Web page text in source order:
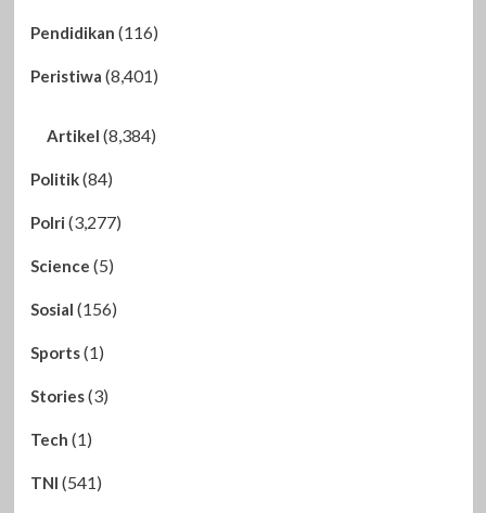
Pendidikan (116)
Peristiwa (8,401)
Artikel (8,384)
Politik(84)
Polri (3,277)
Science (5)
Sosial (156)
Sports(1)
Stories(3)
Tech (1)
TNI (541)